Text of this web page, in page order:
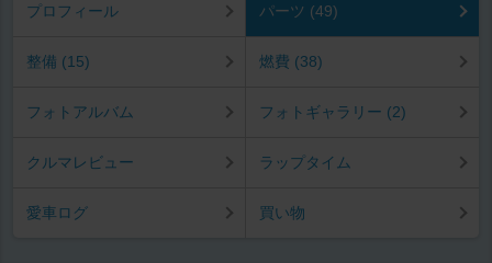
プロフィール パーツ (49)
整備 (15) 燃費 (38)
フォトアルバム フォトギャラリー (2)
クルマレビュー ラップタイム
愛車ログ 買い物